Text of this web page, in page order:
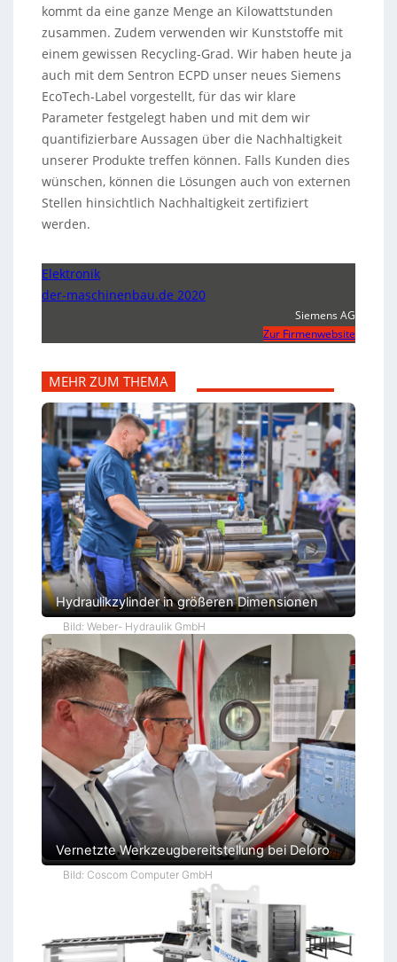
kommt da eine ganze Menge an Kilowattstunden
zusammen. Zudem verwenden wir Kunststoffe mit
einem gewissen Recycling-Grad. Wir haben heute ja
auch mit dem Sentron ECPD unser neues Siemens
EcoTech-Label vorgestellt, für das wir klare
Parameter festgelegt haben und mit dem wir
quantifizierbare Aussagen über die Nachhaltigkeit
unserer Produkte treffen können. Falls Kunden dies
wünschen, können die Lösungen auch von externen
Stellen hinsichtlich Nachhaltigkeit zertifiziert
werden.
Elektronik
der-maschinenbau.de 2020
Siemens AG
Zur Firmenwebsite
MEHR ZUM THEMA
Hydraulikzylinder in größeren Dimensionen
Bild: Weber- Hydraulik GmbH
Vernetzte Werkzeugbereitstellung bei Deloro
Bild: Coscom Computer GmbH